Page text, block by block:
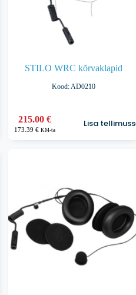
STILO WRC kõrvaklapid
Kood: AD0210
215.00€
173.39€ KM-ta
Lisa